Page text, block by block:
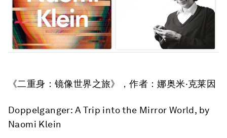
《二重身：镜像世界之旅》 ，作者：娜奥米·克莱因
Doppelganger: A Trip into the Mirror World, by
Naomi Klein